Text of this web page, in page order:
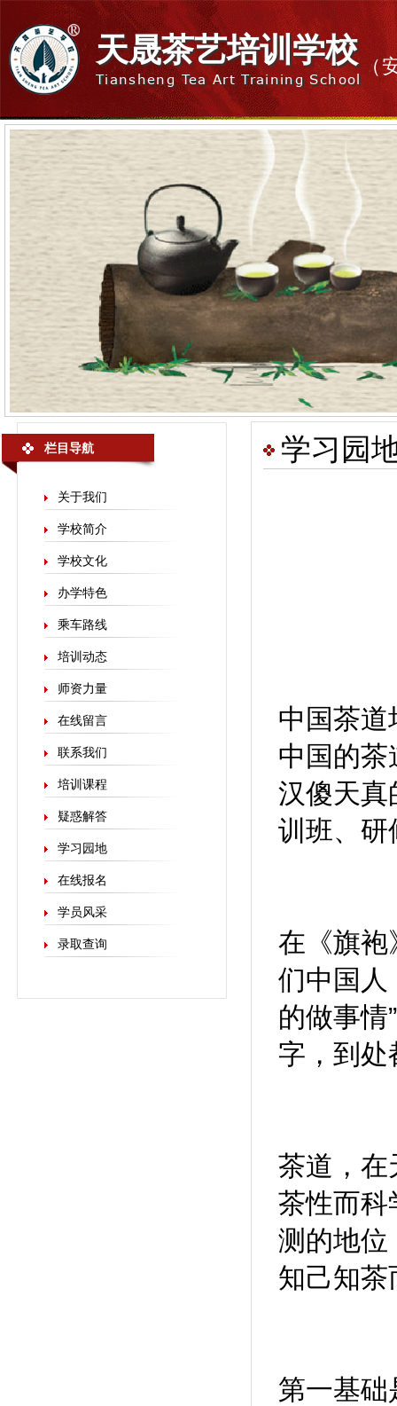
天晟茶艺培训学校
Tiansheng Tea Art Training School
（
栏目导航
关于我们
学校简介
学校文化
办学特色
乘车路线
培训动态
师资力量
在线留言
联系我们
培训课程
疑惑解答
学习园地
在线报名
学员风采
录取查询
学习园
中国茶道
中国的茶
汉傻天真
训班、研
在《旗袍
们中国人
的做事情
字，到处
茶道，在
茶性而科
测的地位
知己知茶
第一基础